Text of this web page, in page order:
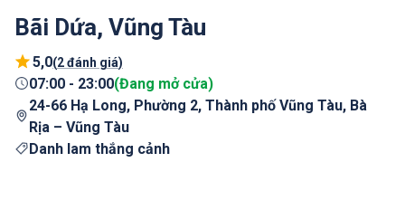
Bãi Dứa, Vũng Tàu
5,0(2 đánh giá)
07:00 - 23:00(Đang mở cửa)
24-66 Hạ Long, Phường 2, Thành phố Vũng Tàu, Bà
Rịa – Vũng Tàu
Danh lam thắng cảnh